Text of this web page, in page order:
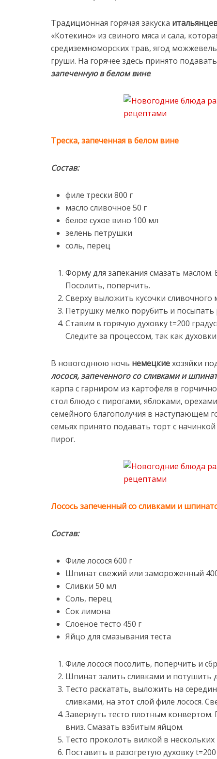
Традиционная горячая закуска
«Котекино» из свиного мяса и сала,
средиземноморских трав, ягод
груши. На горячее здесь принято
запеченную в белом вине.
Треска, запеченная в белом вине
Состав:
филе трески 800 г
масло сливочное 50 г
белое сухое вино 100 мл
зелень петрушки
соль, перец
Форму для запекания смазать
Посолить, поперчить.
Сверху выложить кусочки сливочного
Петрушку мелко порубить и посыпать
Ставим в горячую духовку t=200
Следите за процессом, так как
В новогоднюю ночь немецкиехозяйки
лосося, запеченного со сливками и
карпа с гарниром из картофеля в
стол блюдо с пирогами, яблоками,
семейного благополучия в наступающем
семьях принято подавать торт с
пирог.
Лосось запеченный со сливками и
Состав:
Филе лосося 600 г
Шпинат свежий или замороженный
Сливки 50 мл
Соль, перец
Сок лимона
Слоеное тесто 450 г
Яйцо для смазывания теста
Филе лосося посолить, поперчить и
Шпинат залить сливками и потушить
Тесто раскатать, выложить на
сливками, на этот слой филе лосося.
Завернуть тесто плотным
вниз. Смазать взбитым яйцом.
Тесто проколоть вилкой в нескольких
Поставить в разогретую духовку